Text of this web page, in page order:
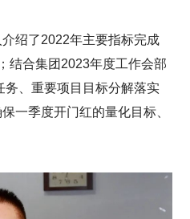
绍了2022年主要指标完成
结合集团2023年度工作会部
、重要项目目标分解落实
一季度开门红的量化目标、